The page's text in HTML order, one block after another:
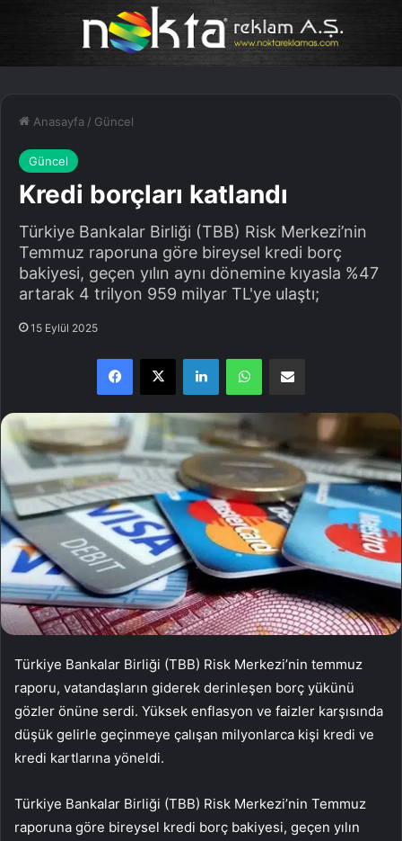
Anasayfa / Güncel
Güncel
Kredi borçları katlandı
Türkiye Bankalar Birliği (TBB) Risk Merkezi’nin
Temmuz raporuna göre bireysel kredi borç
bakiyesi, geçen yılın aynı dönemine kıyasla %47
artarak 4 trilyon 959 milyar TL'ye ulaştı;
15 Eylül 2025
Türkiye Bankalar Birliği (TBB) Risk Merkezi’nin temmuz
raporu, vatandaşların giderek derinleşen borç yükünü
gözler önüne serdi. Yüksek enflasyon ve faizler karşısında
düşük gelirle geçinmeye çalışan milyonlarca kişi kredi ve
kredi kartlarına yöneldi.
Türkiye Bankalar Birliği (TBB) Risk Merkezi’nin Temmuz
raporuna göre bireysel kredi borç bakiyesi, geçen yılın